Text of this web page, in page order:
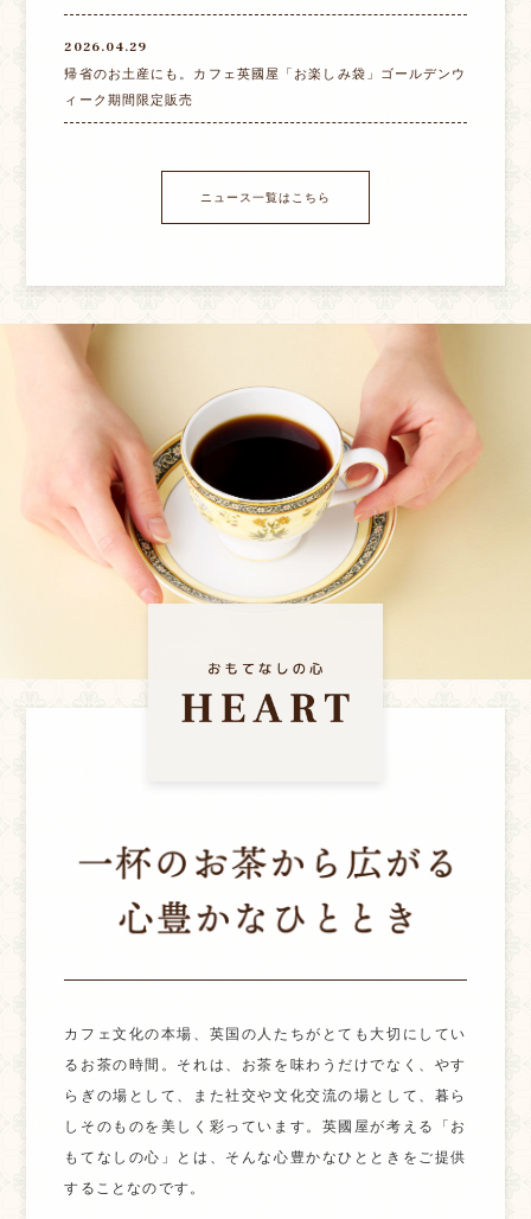
2026.04.29
帰省のお土産にも。カフェ英國屋「お楽しみ袋」ゴールデンウ
ィーク期間限定販売
ニュース一覧はこちら
カフェ文化の本場、英国の人たちがとても大切にしてい
るお茶の時間。それは、お茶を味わうだけでなく、やす
らぎの場として、また社交や文化交流の場として、暮ら
しそのものを美しく彩っています。英國屋が考える「お
もてなしの心」とは、そんな心豊かなひとときをご提供
することなのです。